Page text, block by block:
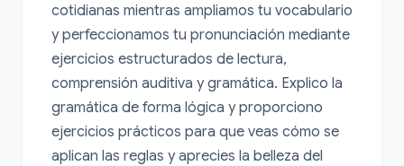
cotidianas mientras ampliamos tu vocabulario
y perfeccionamos tu pronunciación mediante
ejercicios estructurados de lectura,
comprensión auditiva y gramática. Explico la
gramática de forma lógica y proporciono
ejercicios prácticos para que veas cómo se
aplican las reglas y aprecies la belleza del